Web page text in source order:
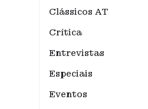
Clássicos AT
Crítica
Entrevistas
Especiais
Eventos